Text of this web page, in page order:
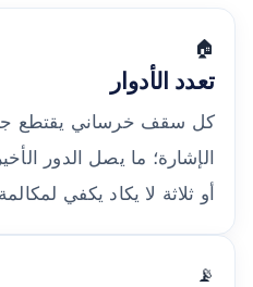
🏠
تعدد الأدوار
كل سقف خرساني يقتطع
الإشارة؛ ما يصل الدور
أو ثلاثة لا يكاد يكفي
📡